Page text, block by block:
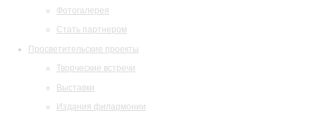
Фотогалерея
Стать партнером
Просветительские проекты
Творческие встречи
Выставки
Издания филармонии